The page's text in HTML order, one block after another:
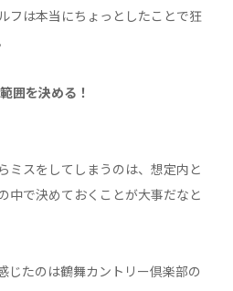
フは本当にちょっとしたことで狂
囲を決める！
ミスをしてしまうのは、想定内と
中で決めておくことが大事だなと
じたのは鶴舞カントリー倶楽部の